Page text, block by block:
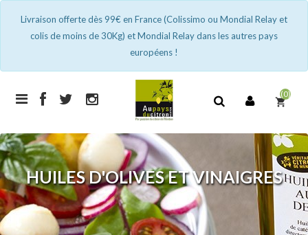
Livraison offerte dès 99€ en France (Colissimo ou Mondial Relay et
colis de moins de 30Kg) et Mondial Relay dans les autres pays
européens !
shopping_cart
(0)
HUILES D'OLIVES ET VINAIGRES